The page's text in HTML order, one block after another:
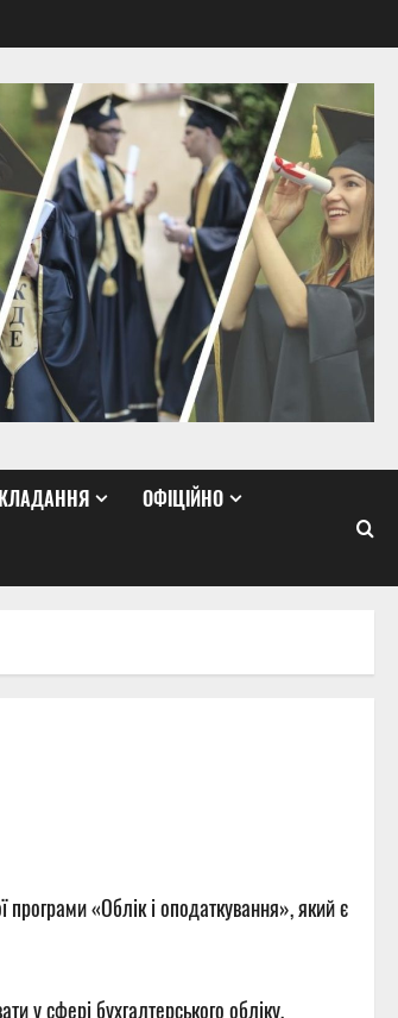
ОФІЦІЙНО
програми «Облік і оподаткування», який є
у сфері бухгалтерського обліку,